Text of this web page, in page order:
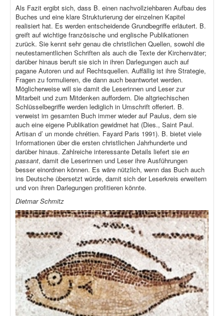
Als Fazit ergibt sich, dass B. einen nachvollziehbaren Aufbau des
Buches und eine klare Strukturierung der einzelnen Kapitel
realisiert hat. Es werden entscheidende Grundbegriffe erläutert. B.
greift auf wichtige französische und englische Publikationen
zurück. Sie kennt sehr genau die christlichen Quellen, sowohl die
neutestamentlichen Schriften als auch die Texte der Kirchenväter;
darüber hinaus beruft sie sich in ihren Darlegungen auch auf
pagane Autoren und auf Rechtsquellen. Auffällig ist ihre Strategie,
Fragen zu formulieren, die dann auch beantwortet werden.
Möglicherweise will sie damit die Leserinnen und Leser zur
Mitarbeit und zum Mitdenken auffordern. Die altgriechischen
Schlüsselbegriffe werden lediglich in Umschrift offeriert. B.
verweist im gesamten Buch immer wieder auf Paulus, dem sie
auch eine eigene Publikation gewidmet hat (Dies., Saint Paul.
Artisan d’ un monde chrétien. Fayard Paris 1991). B. bietet viele
Informationen über die ersten christlichen Jahrhunderte und
darüber hinaus. Zahlreiche interessante Details liefert sie en
passant, damit die Leserinnen und Leser ihre Ausführungen
besser einordnen können. Es wäre nützlich, wenn das Buch auch
ins Deutsche übersetzt würde, damit sich der Leserkreis erweitern
und von ihren Darlegungen profitieren könnte.
Dietmar Schmitz